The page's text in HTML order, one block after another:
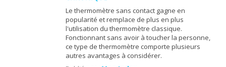
Le thermomètre sans contact gagne en
popularité et remplace de plus en plus
l'utilisation du thermomètre classique.
Fonctionnant sans avoir à toucher la personne,
ce type de thermomètre comporte plusieurs
autres avantages à considérer.